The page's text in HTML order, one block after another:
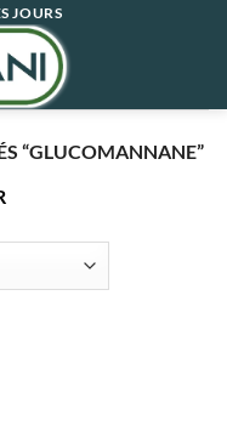
JOURS
“GLUCOMANNANE”